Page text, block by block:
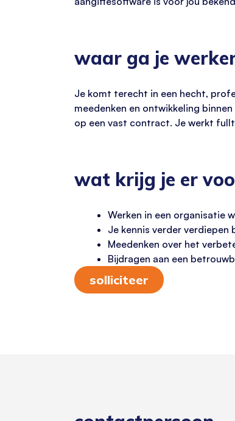
waar ga je
Je komt terecht in een hecht,
meedenken en ontwikkeling
op een vast contract. Je werkt
wat krijg je er
Werken in een organisatie
Je kennis verder
Meedenken over het
Bijdragen aan een
solliciteer